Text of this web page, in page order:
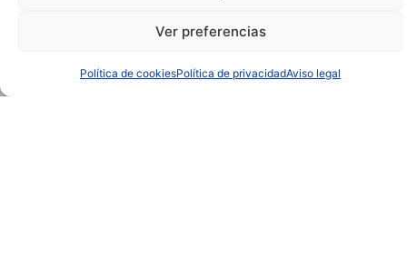
Ver preferencias
Política de cookiesPolítica de privacidadAviso legal
IBERIK
ROCALLAURA
IBERIK
SANTO DOMINGO